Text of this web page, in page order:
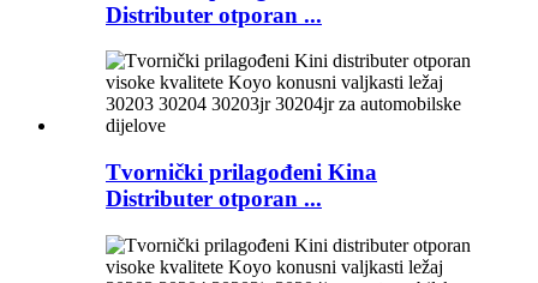
Distributer otporan ...
Tvornički prilagođeni Kina
Distributer otporan ...